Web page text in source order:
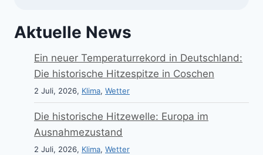
Aktuelle News
Ein neuer Temperaturrekord in Deutschland:
Die historische Hitzespitze in Coschen
2 Juli, 2026, Klima, Wetter
Die historische Hitzewelle: Europa im
Ausnahmezustand
2 Juli, 2026, Klima, Wetter